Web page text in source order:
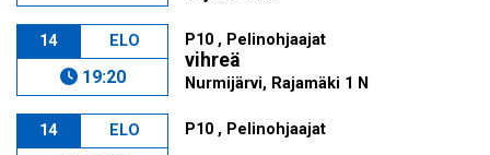
14 ELO
19:20
P10 , Pelinohjaajat
vihreä
Nurmijärvi, Rajamäki 1 N
14 ELO P10 , Pelinohjaajat